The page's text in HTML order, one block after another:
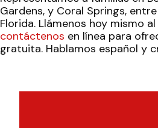
Gardens, y Coral Springs,
Florida. Llámenos hoy mismo
contáctenos en línea para
gratuita. Hablamos español y